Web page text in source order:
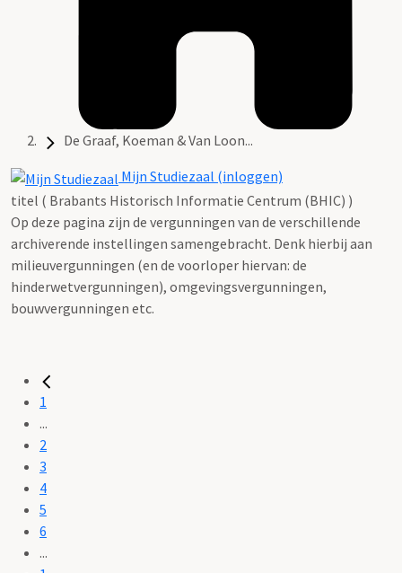
De Graaf, Koeman & Van Loon...
Mijn Studiezaal (inloggen)
titel ( Brabants Historisch Informatie Centrum (BHIC) )
Op deze pagina zijn de vergunningen van de verschillende
archiverende instellingen samengebracht. Denk hierbij aan
milieuvergunningen (en de voorloper hiervan: de
hinderwetvergunningen), omgevingsvergunningen,
bouwvergunningen etc.
1
...
2
3
4
5
6
...